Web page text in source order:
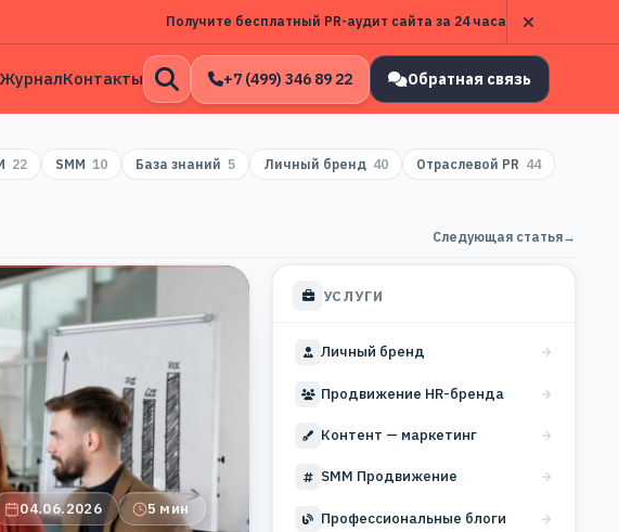
Получите бесплатный PR-аудит сайта за 24 часа
ЖурналКонтакты
Открыть
поиск
+7 (499) 346 89 22 Обратная связь
22 SMM 10 База знаний 5 Личный бренд 40 Отраслевой PR 44
Следующая статья→
04.06.2026 5 мин
УСЛУГИ
Личный бренд
Продвижение HR-бренда
Контент — маркетинг
SMM Продвижение
Профессиональные блоги